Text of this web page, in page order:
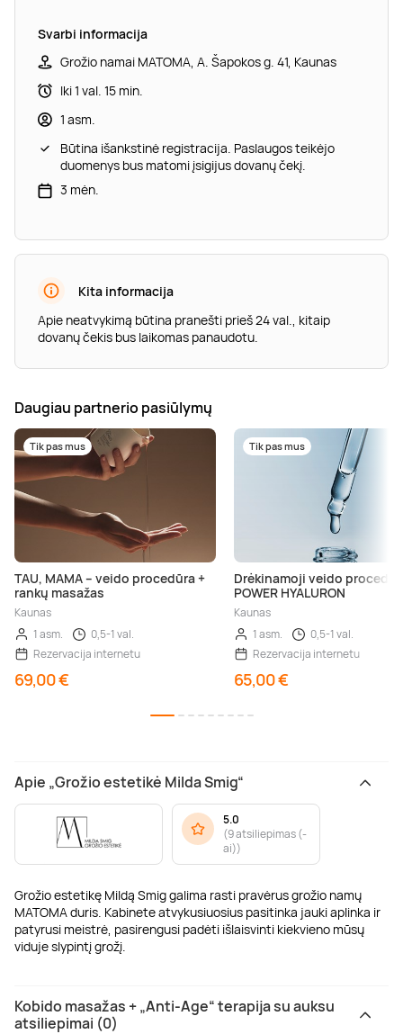
Svarbi informacija
Grožio namai MATOMA, A. Šapokos g. 41, Kaunas
Iki 1 val. 15 min.
1 asm.
Būtina išankstinė registracija. Paslaugos teikėjo
duomenys bus matomi įsigijus dovanų čekį.
3 mėn.
Kita informacija
Apie neatvykimą būtina pranešti prieš 24 val., kitaip
dovanų čekis bus laikomas panaudotu.
Daugiau partnerio pasiūlymų
Tik pas mus
TAU, MAMA – veido procedūra +
rankų masažas
Kaunas
1 asm.
0,5-1 val.
Rezervacija internetu
69,00 €
Tik pas mus
Drėkinamoji veido
POWER HYALURON
Kaunas
1 asm.
0,5-1 val.
Rezervacija internetu
65,00 €
Apie „Grožio estetikė Milda Smig“
Grožio estetikę Mildą Smig galima rasti pravėrus grožio namų
MATOMA duris. Kabinete atvykusiuosius pasitinka jauki aplinka ir
patyrusi meistrė, pasirengusi padėti išlaisvinti kiekvieno mūsų
viduje slypintį grožį.
5.0
(9 atsiliepimas (-
ai))
Kobido masažas + „Anti-Age“ terapija su auksu
atsiliepimai (0)